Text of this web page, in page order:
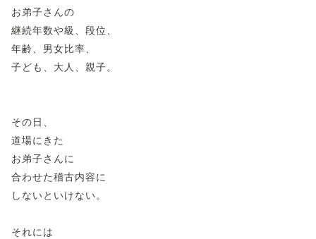
お弟子さんの
継続年数や級、段位、
年齢、男女比率、
子ども、大人、親子。
その日、
道場にきた
お弟子さんに
合わせた稽古内容に
しないといけない。
それには